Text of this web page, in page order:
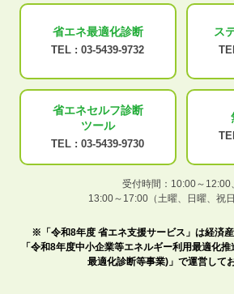
省エネ最適化診断
TEL : 03-5439-9732
ス
省エネセルフ診断
ツール
TEL : 03-5439-9730
受付時間：10:00～12:00、
13:00～17:00（土曜、日曜、祝日
※「令和8年度 省エネ支援サービス」は経済
「令和8年度中小企業等エネルギー利用最適化
最適化診断等事業)」で運営して